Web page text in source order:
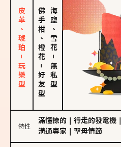
皮革、琥珀－玩樂型 佛手柑、橙花
－
好友型
海鹽、雪花
－
無私型
特性
滿懂撩的 行走的發電機
溝通專家
聖母情節